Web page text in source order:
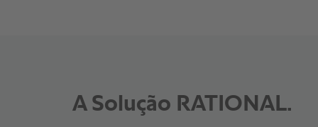
A Solução RATIONAL.